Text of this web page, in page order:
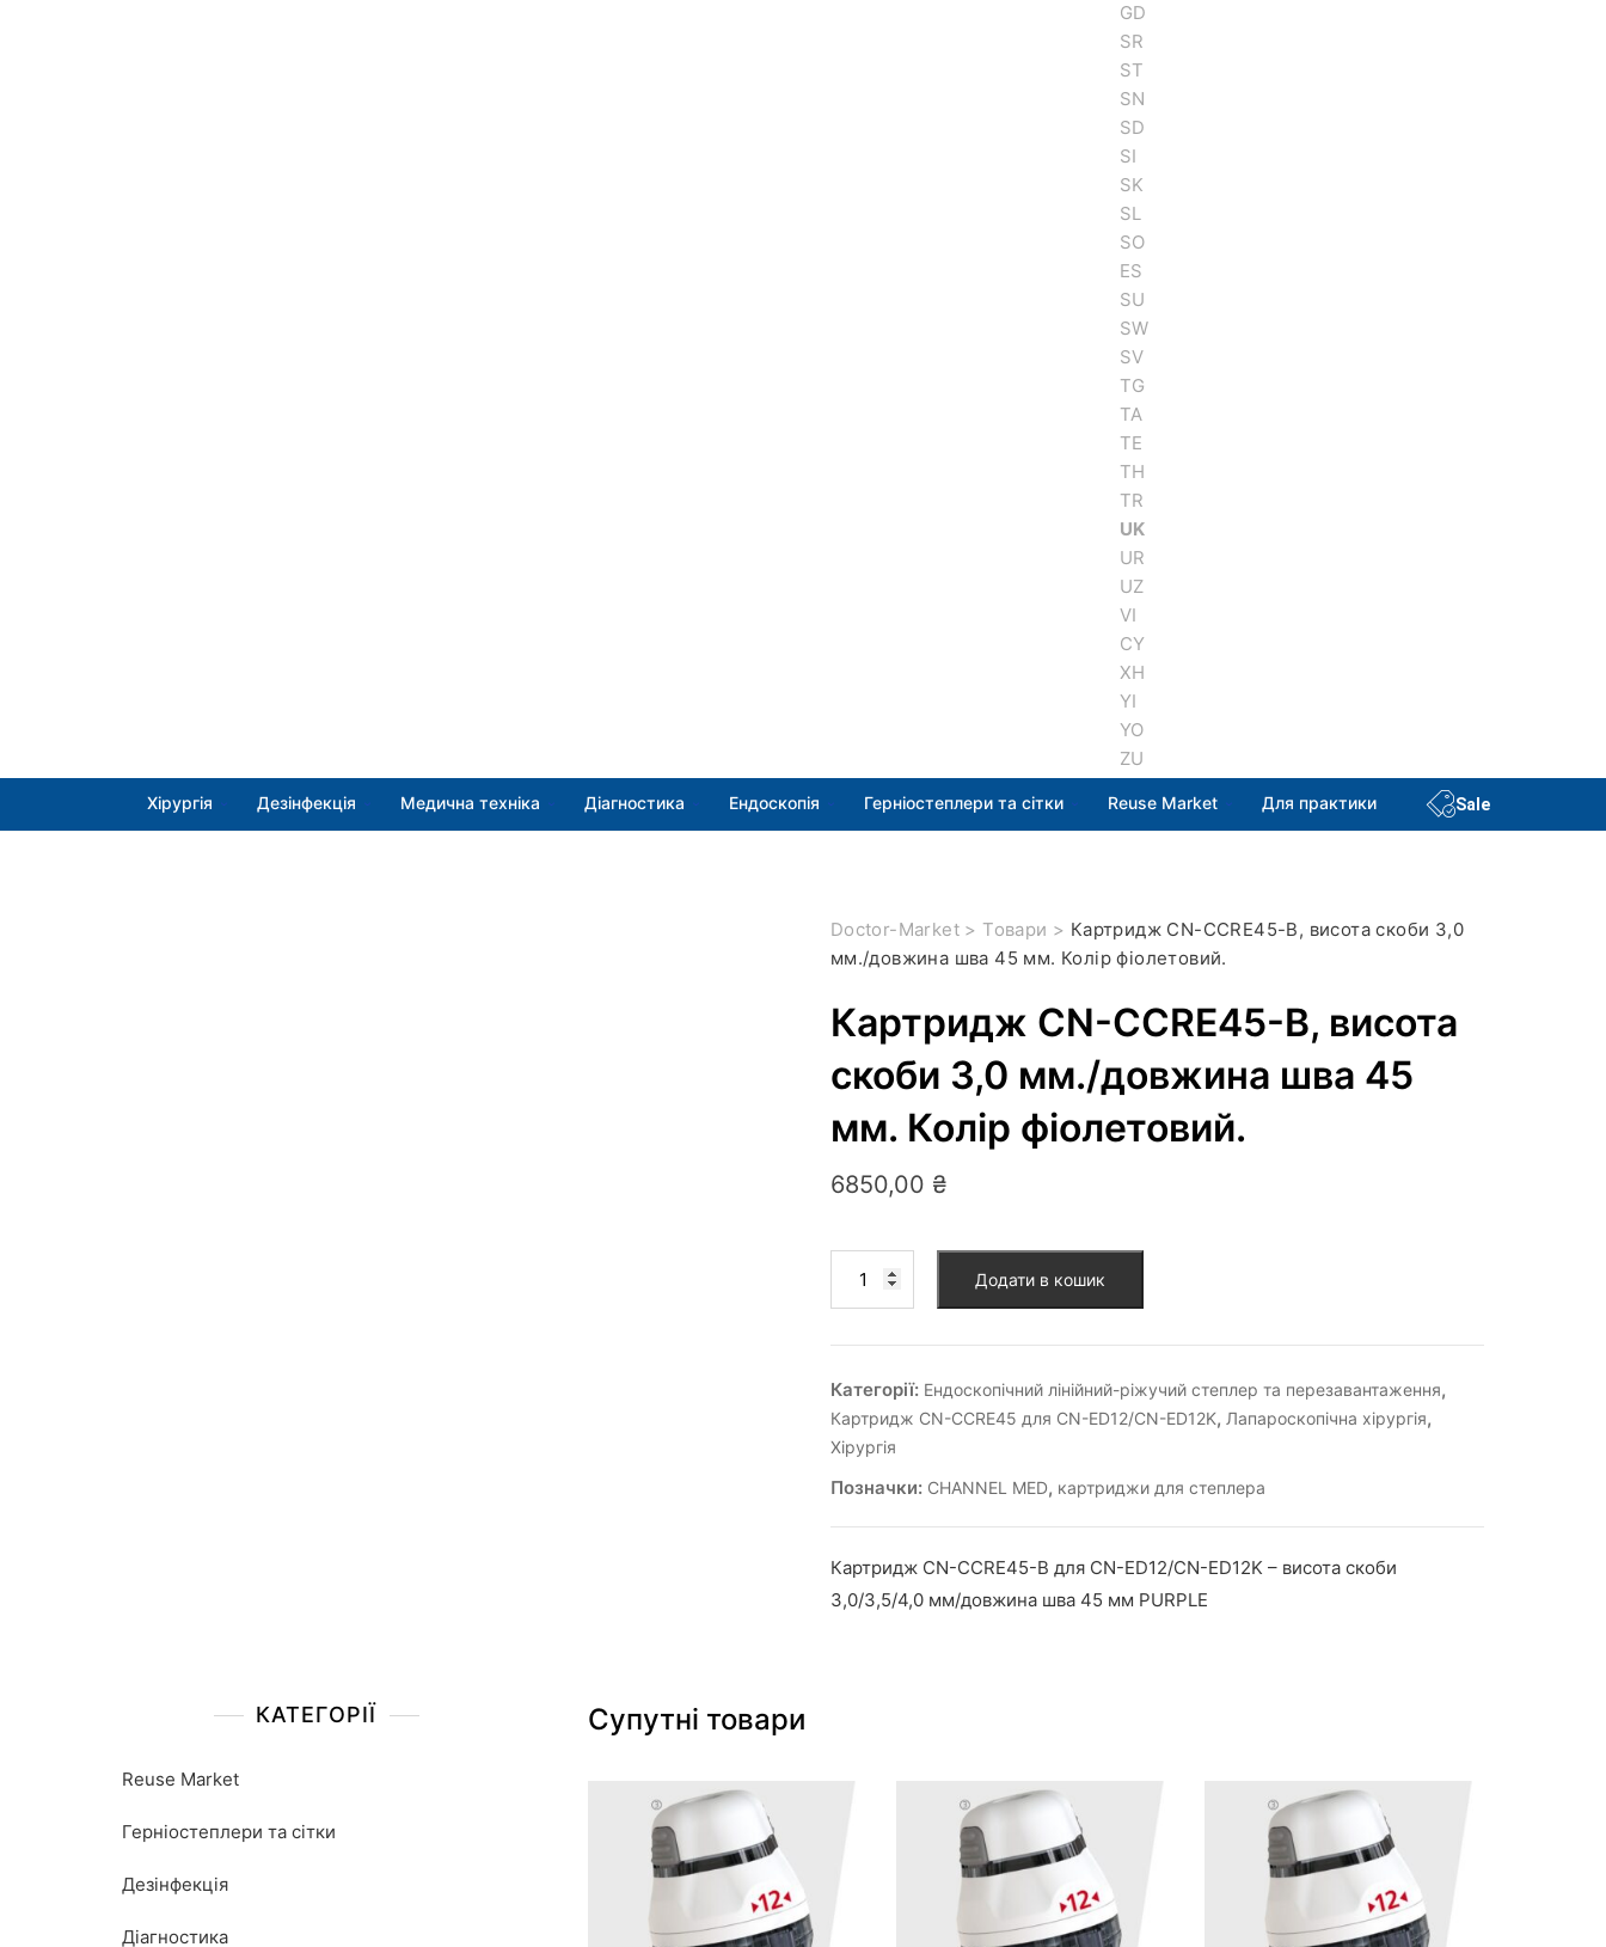
GD
SR
ST
SN
SD
SI
SK
SL
SO
ES
SU
SW
SV
TG
TA
TE
TH
TR
UK
UR
UZ
VI
CY
XH
YI
YO
ZU
Хірургія Дезінфекція Медична техніка Діагностика Ендоскопія Герніостеплери та сітки Reuse Market Для практики Sale
Doctor-Market> Товари > Картридж CN-CCRE45-B, висота скоби 3,0
мм./довжина шва 45 мм. Колір фіолетовий.
Картридж CN-CCRE45-B, висота
скоби 3,0 мм./довжина шва 45
мм. Колір фіолетовий.
6850,00 ₴
Додати в кошик
Категорії: Ендоскопічний лінійний-ріжучий степлер та перезавантаження,
Картридж CN-CCRE45 для CN-ED12/CN-ED12K, Лапароскопічна хірургія,
Хірургія
Позначки: CHANNEL MED, картриджи для степлера
Картридж CN-CCRE45-B для CN-ED12/CN-ED12K – висота скоби
3,0/3,5/4,0 мм/довжина шва 45 мм PURPLE
КАТЕГОРІЇ
Reuse Market
Герніостеплери та сітки
Дезінфекція
Діагностика
Супутні товари